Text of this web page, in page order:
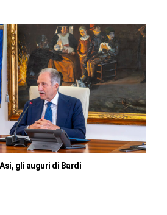
gli auguri di Bardi